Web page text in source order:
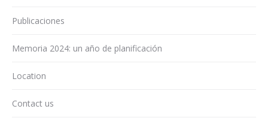
Publicaciones
Memoria 2024: un año de planificación
Location
Contact us